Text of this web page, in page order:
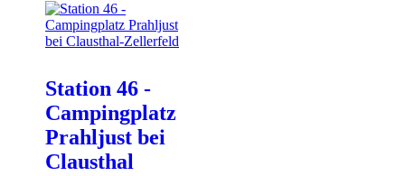
Station 46 -
Campingplatz
Prahljust bei
Clausthal